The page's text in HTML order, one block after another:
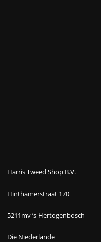
Harris Tweed Shop B.V.
Hinthamerstraat 170
5211mv ’s-Hertogenbosch
Die Niederlande